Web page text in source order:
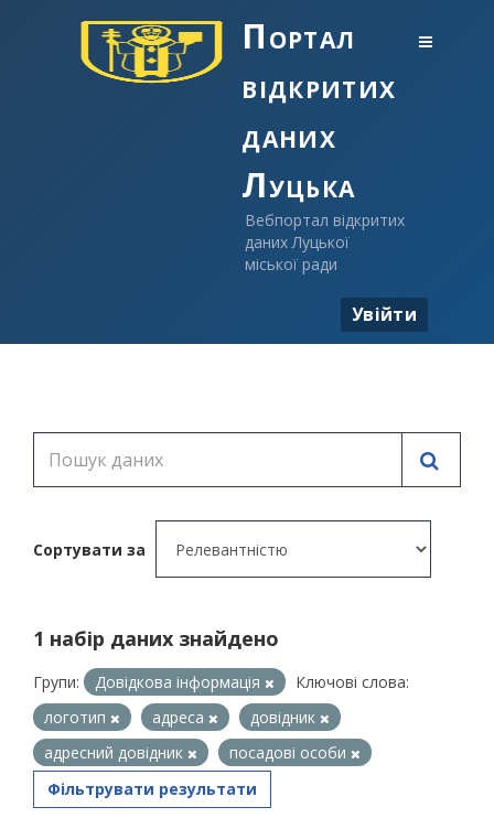
Портал
відкритих
даних
Луцька
Вебпортал відкритих
даних Луцької
міської ради
Увійти
Сортувати за
1 набір даних знайдено
Групи: Довідкова інформація
Ключові слова:
логотип
адреса
довідник
адресний довідник
посадові особи
Фільтрувати результати